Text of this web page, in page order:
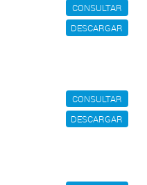
CONSULTAR
DESCARGAR
CONSULTAR
DESCARGAR